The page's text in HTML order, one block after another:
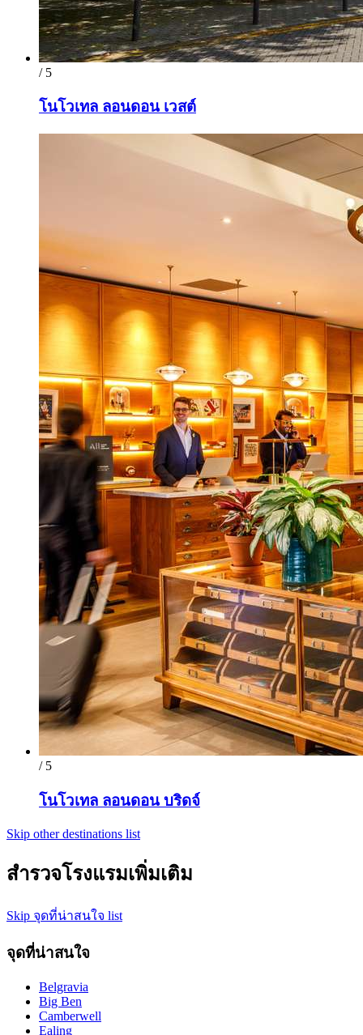
/ 5
โนโวเทล ลอนดอน เวสต์
/ 5
โนโวเทล ลอนดอน บริดจ์
Skip other destinations list
สำรวจโรงแรมเพิ่มเติม
Skip จุดที่น่าสนใจ list
จุดที่น่าสนใจ
Belgravia
Big Ben
Camberwell
Ealing